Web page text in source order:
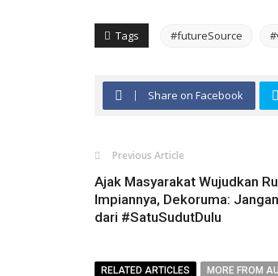
Tags #futureSource
Share on Facebook
Previous Article
Ajak Masyarakat Wujudkan
Impiannya, Dekoruma:
dari #SatuSudutDulu
RELATED ARTICLES MORE FROM